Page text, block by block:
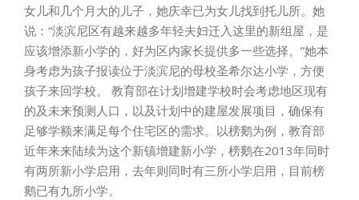
女儿和几个月大的儿子，她庆幸已为女儿找到托儿所。她
说：“淡滨尼区有越来越多年轻夫妇迁入这里的新组屋，是
应该增添新小学的，好为区内家长提供多一些选择。”她本
身考虑为孩子报读位于淡滨尼的母校圣希尔达小学，方便
孩子来回学校。 教育部在计划增建学校时会考虑地区现有
的及未来预测人口，以及计划中的建屋发展项目，确保有
足够学额来满足每个住宅区的需求。以榜鹅为例，教育部
近年来来陆续为这个新镇增建新小学，榜鹅在2013年同时
有两所新小学启用，去年则同时有三所小学启用，目前榜
鹅已有九所小学。